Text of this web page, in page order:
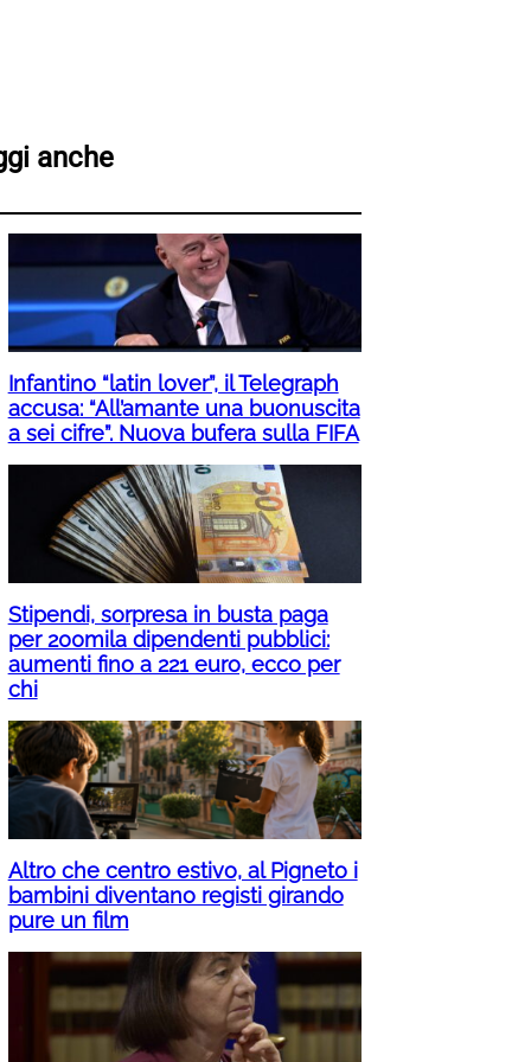
anche
Infantino “latin lover”, il Telegraph
accusa: “All’amante una buonuscita
a sei cifre”. Nuova bufera sulla FIFA
Stipendi, sorpresa in busta paga
per 200mila dipendenti pubblici:
aumenti fino a 221 euro, ecco per
chi
Altro che centro estivo, al Pigneto i
bambini diventano registi girando
pure un film